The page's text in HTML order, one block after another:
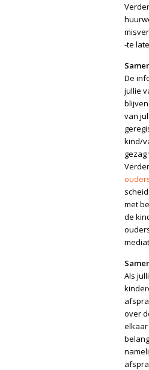
-te
De
jullie
van
kind/
met
de
Als
over